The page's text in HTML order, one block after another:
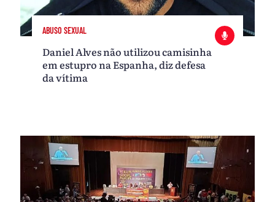
ABUSO SEXUAL
Daniel Alves não utilizou camisinha
em estupro na Espanha, diz defesa
da vítima